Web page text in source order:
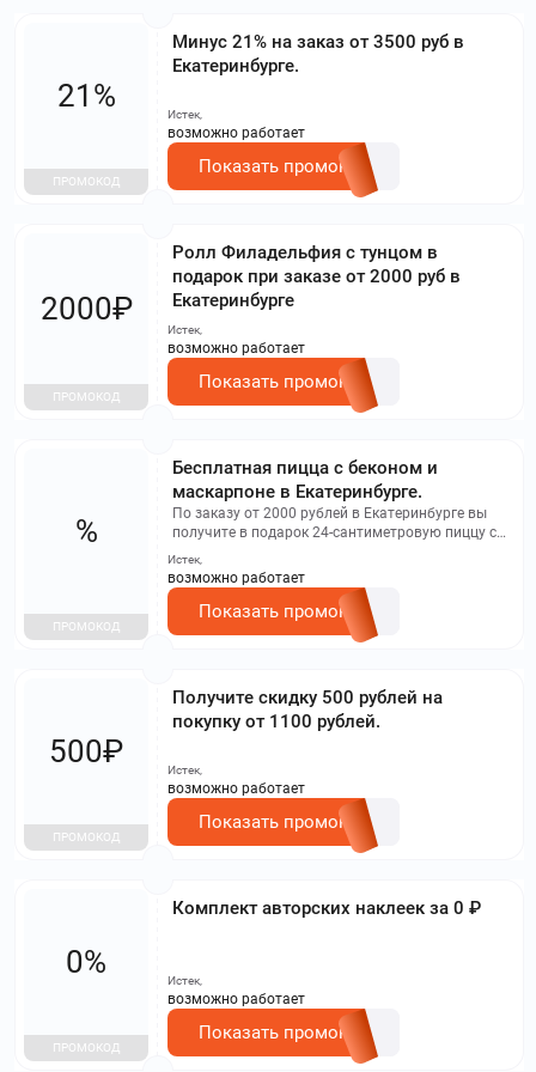
Минус 21% на заказ от 3500 руб в
Екатеринбурге.
21%
ПРОМОКОД
Истек,
возможно работает
Показать промокод
Ролл Филадельфия с тунцом в
подарок при заказе от 2000 руб в
Екатеринбурге
2000₽
ПРОМОКОД
Истек,
возможно работает
Показать промокод
Бесплатная пицца с беконом и
маскарпоне в Екатеринбурге.
По заказу от 2000 рублей в Екатеринбурге вы
получите в подарок 24-сантиметровую пиццу с
беконом и маскарпоне. Необходимо указать
код.
%
ПРОМОКОД
Истек,
возможно работает
Показать промокод
Получите скидку 500 рублей на
покупку от 1100 рублей.
500₽
ПРОМОКОД
Истек,
возможно работает
Показать промокод
Комплект авторских наклеек за 0 ₽
0%
ПРОМОКОД
Истек,
возможно работает
Показать промокод